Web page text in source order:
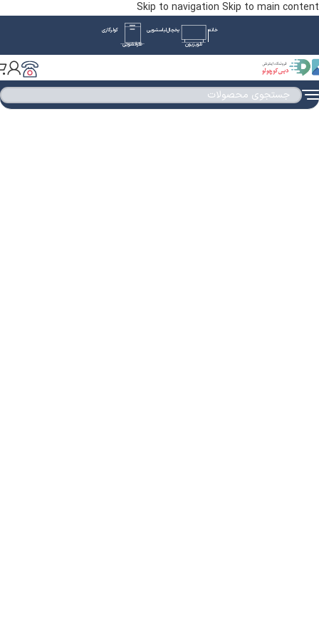
Skip to navigation Skip to main content
خانه
تلویزیون
یخچاللباسشویی
ظرفشویی
کولرگازی